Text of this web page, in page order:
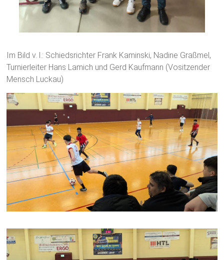
Im Bild v. l.: Schiedsrichter Frank Kaminski, Nadine Graßmel,
Turnierleiter Hans Lamich und Gerd Kaufmann (Vositzender
Mensch Luckau)